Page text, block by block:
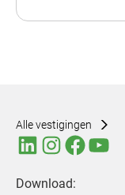
Alle vestigingen
Download: